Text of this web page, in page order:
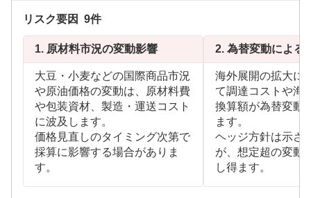
リスク要因 9件
1. 原材料市況の変動影響
大豆・小麦などの国際商品市況
や原油価格の変動は、原材料費
や包装資材、製造・運送コスト
に波及します。
価格見直しのタイミング次第で
採算に影響する場合がありま
す。
2. 為替変動による
海外展開の拡大に
て調達コストや海
換算額が為替変動
ます。
ヘッジ方針は示さ
が、想定超の変動
し得ます。